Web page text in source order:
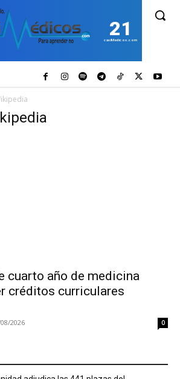
21
casiMedicos.com
cuarto año de medicina
créditos curriculares
2026 0